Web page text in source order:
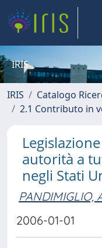
IRIS
IRIS Catalogo
2.1 Contributo in
autorità a
negli Stati
PANDIMIGLIO,
2006-01-01